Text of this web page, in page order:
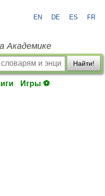
EN DE ES FR
Академике
Найти!
Игры ⚽